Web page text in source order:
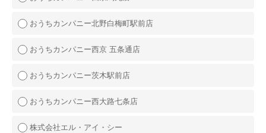
おうちカンパニー北野白梅町駅前店
おうちカンパニー西京 五条通店
おうちカンパニー茨木駅前店
おうちカンパニー西大路七条店
株式会社エル・アイ・シー